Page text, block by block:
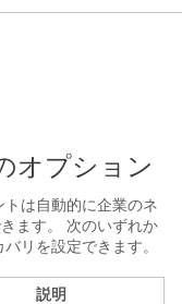
オプション
は自動的に企業のネ
ます。 次のいずれか
リを設定できます。
説明